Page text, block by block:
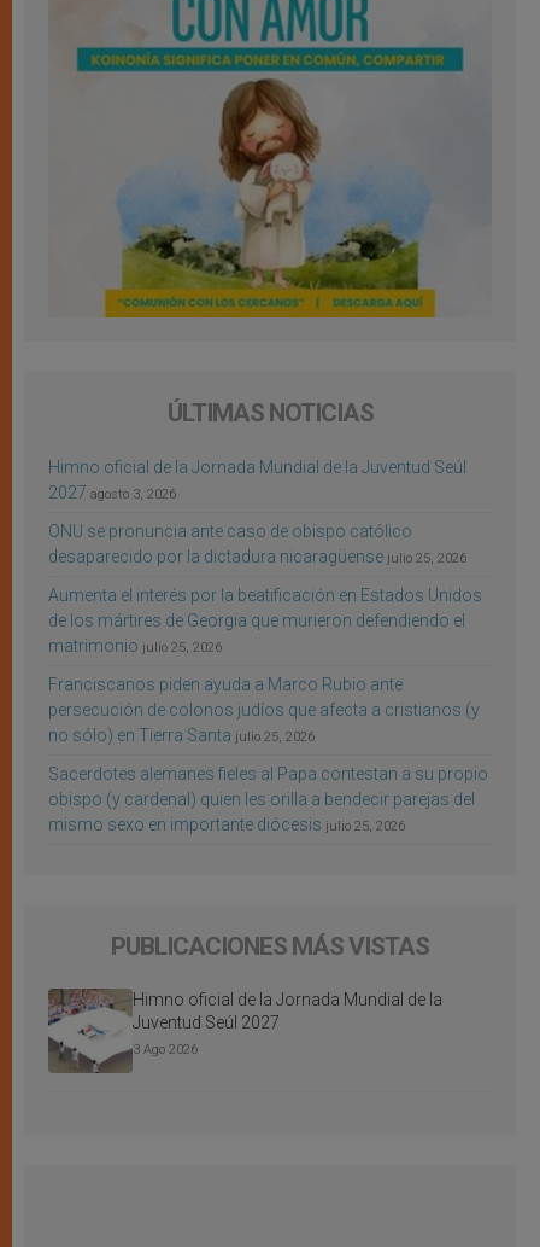
ÚLTIMAS NOTICIAS
Himno oficial de la Jornada Mundial de la Juventud Seúl
2027 agosto 3, 2026
ONU se pronuncia ante caso de obispo católico
desaparecido por la dictadura nicaragüense julio 25, 2026
Aumenta el interés por la beatificación en Estados Unidos
de los mártires de Georgia que murieron defendiendo el
matrimonio julio 25, 2026
Franciscanos piden ayuda a Marco Rubio ante
persecución de colonos judíos que afecta a cristianos (y
no sólo) en Tierra Santa julio 25, 2026
Sacerdotes alemanes fieles al Papa contestan a su propio
obispo (y cardenal) quien les orilla a bendecir parejas del
mismo sexo en importante diócesis julio 25, 2026
PUBLICACIONES MÁS VISTAS
Himno oficial de la Jornada Mundial de la
Juventud Seúl 2027
3 Ago 2026